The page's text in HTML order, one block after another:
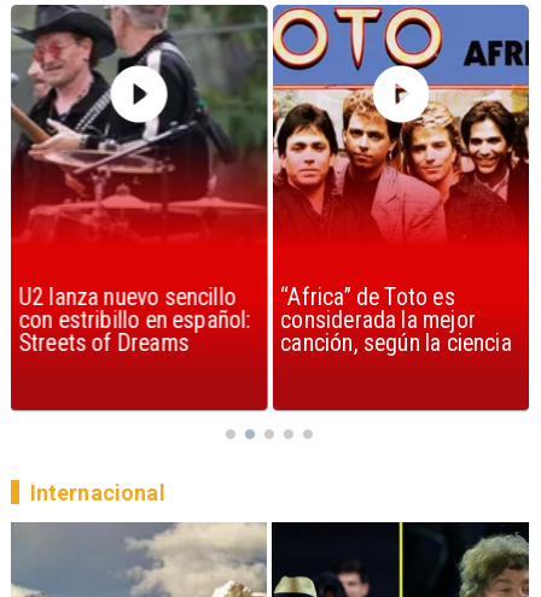
U2 lanza nuevo sencillo
con estribillo en español:
Streets of Dreams
“Africa” de Toto es
considerada la mejor
canción, según la ciencia
Internacional